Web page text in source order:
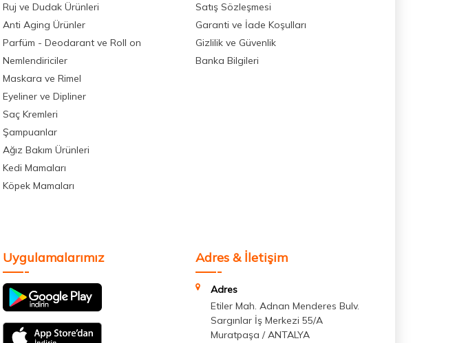
Ruj ve Dudak Ürünleri
Anti Aging Ürünler
Parfüm - Deodarant ve Roll on
Nemlendiriciler
Maskara ve Rimel
Eyeliner ve Dipliner
Saç Kremleri
Şampuanlar
Ağız Bakım Ürünleri
Kedi Mamaları
Köpek Mamaları
Satış Sözleşmesi
Garanti ve İade Koşulları
Gizlilik ve Güvenlik
Banka Bilgileri
Uygulamalarımız Adres & İletişim
Adres
Etiler Mah. Adnan Menderes Bulv.
Sargınlar İş Merkezi 55/A
Muratpaşa / ANTALYA